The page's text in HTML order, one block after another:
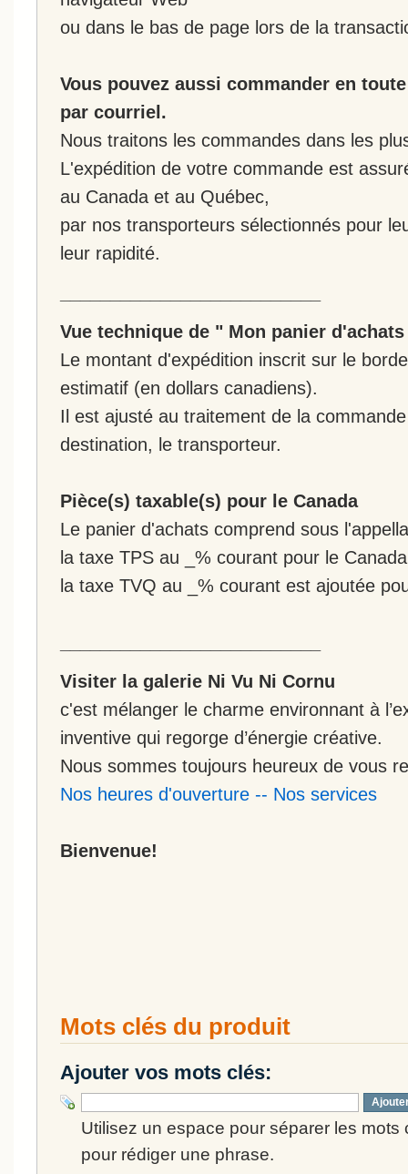
ou dans le bas de page lors de la
Vous pouvez aussi commander en
par courriel.
Nous traitons les commandes dans les
L'expédition de votre commande est
au Canada et au Québec,
par nos transporteurs sélectionnés pour
leur rapidité.
Vue technique de " Mon panier
Le montant d'expédition inscrit sur le
estimatif (en dollars canadiens).
Il est ajusté au traitement de la
destination, le transporteur.
Pièce(s) taxable(s) pour le Canada
Le panier d'achats comprend sous
la taxe TPS au _% courant pour le
la taxe TVQ au _% courant est ajoutée
Visiter la galerie Ni Vu Ni Cornu
c'est mélanger le charme environnant à
inventive qui regorge d’énergie créative.
Nous sommes toujours heureux de vous
Nos heures d'ouverture -- Nos services
Bienvenue!
Mots clés du produit
Ajouter vos mots clés:
Utilisez un espace pour séparer les mots
pour rédiger une phrase.